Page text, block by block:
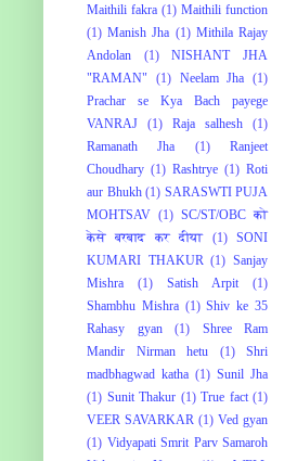
Maithili fakra (1) Maithili function
(1) Manish Jha (1) Mithila Rajay
Andolan
(1)
NISHANT JHA
"RAMAN"
(1) Neelam Jha (1)
Prachar se Kya Bach payege
VANRAJ
(1) Raja salhesh
(1)
Ramanath Jha
(1)
Ranjeet
Choudhary (1) Rashtrye (1) Roti
aur Bhukh (1) SARASWTI PUJA
MOHTSAV (1) SC/ST/OBC को
केसे बरबाद कर दीया
(1)
SONI
KUMARI THAKUR (1) Sanjay
Mishra
(1) Satish Arpit
(1)
Shambhu Mishra (1) Shiv ke 35
Rahasy gyan
(1)
Shree Ram
Mandir Nirman hetu
(1)
Shri
madbhagwad katha (1) Sunil Jha
(1) Sunit Thakur (1) True fact (1)
VEER SAVARKAR (1) Ved gyan
(1) Vidyapati Smrit Parv Samaroh